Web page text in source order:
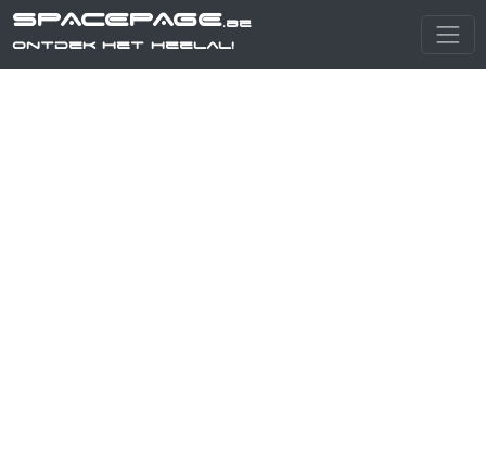
SPACEPAGE.be
Ontdek het heelal!